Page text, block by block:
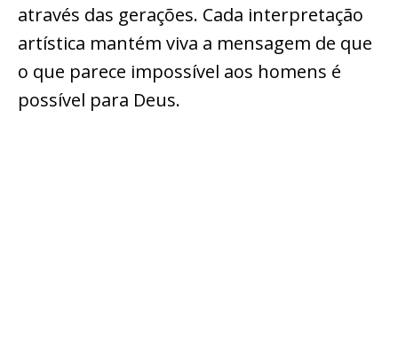
através das gerações. Cada interpretação
artística mantém viva a mensagem de que
o que parece impossível aos homens é
possível para Deus.